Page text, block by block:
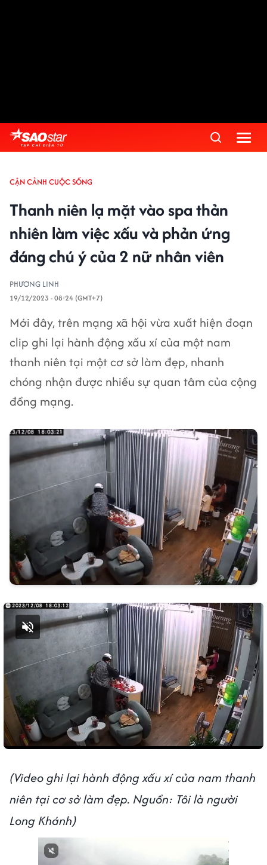
CẬN CẢNH CUỘC SỐNG
Thanh niên lạ mặt vào spa thản
nhiên làm việc xấu và phản ứng
đáng chú ý của 2 nữ nhân viên
PHƯƠNG LINH
19/12/2023 - 08:24 (GMT+7)
Mới đây, trên mạng xã hội vừa xuất hiện đoạn
clip ghi lại hành động xấu xí của một nam
thanh niên tại một cơ sở làm đẹp, nhanh
chóng nhận được nhiều sự quan tâm của cộng
đồng mạng.
Bật tiếng
(Video ghi lại hành động xấu xí của nam thanh
niên tại cơ sở làm đẹp. Nguồn: Tôi là người
Long Khánh)